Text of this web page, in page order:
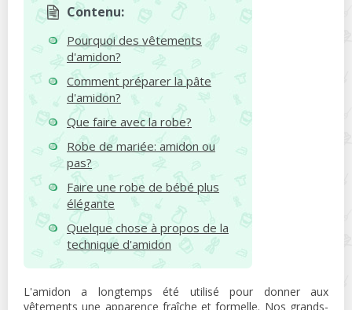
Contenu:
Pourquoi des vêtements
d'amidon?
Comment préparer la pâte
d'amidon?
Que faire avec la robe?
Robe de mariée: amidon ou
pas?
Faire une robe de bébé plus
élégante
Quelque chose à propos de la
technique d'amidon
L'amidon a longtemps été utilisé pour donner aux
vêtements une apparence fraîche et formelle. Nos grands-